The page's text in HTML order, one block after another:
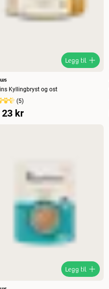
Legg til
Kyllingbryst og ost
(5)
23 kr
Legg til